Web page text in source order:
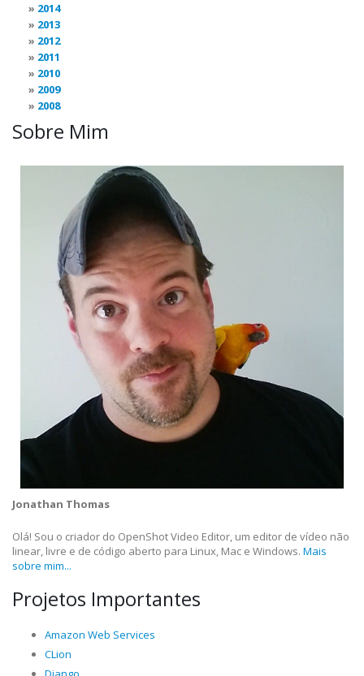
2014
2013
2012
2011
2010
2009
2008
Sobre Mim
Jonathan Thomas
Olá! Sou o criador do OpenShot Video Editor, um editor de vídeo não
linear, livre e de código aberto para Linux, Mac e Windows. Mais
sobre mim...
Projetos Importantes
Amazon Web Services
CLion